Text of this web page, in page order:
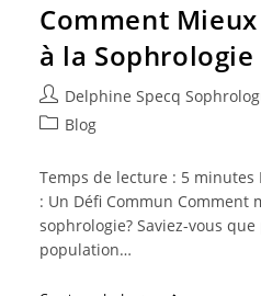
Comment
à la Sophrologie
Delphine Specq
Blog
Temps de lecture : 5 minutes
: Un Défi Commun Comment
sophrologie? Saviez-vous
population…